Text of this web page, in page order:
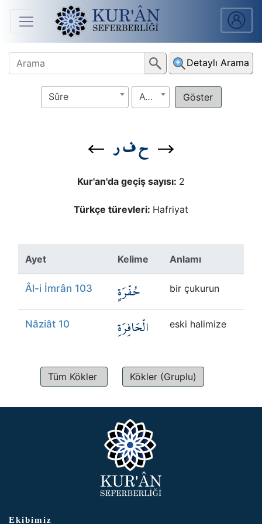
Anasayfa
Sûreler
Arapça
Kökler
Detaylı Arama
Sûre Ayet
ح ف ر
Kur'an'da geçiş sayısı: 2
Türkçe türevleri: Hafriyat
Ayet Kelime Anlamı
Âl-i İmrân 103 حُفْرَةٍ bir çukurun
Nâziât 10 الْحَافِرَةِ eski halimize
Tüm Kökler Kökler (Gruplu)
Ekibimiz